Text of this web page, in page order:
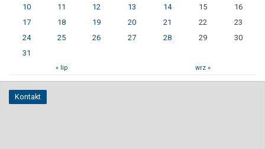
10
11 12 13 14 15
16
17
18 19 20 21 22
23
24
25 26 27 28 29
30
31
« lip wrz »
Kontakt